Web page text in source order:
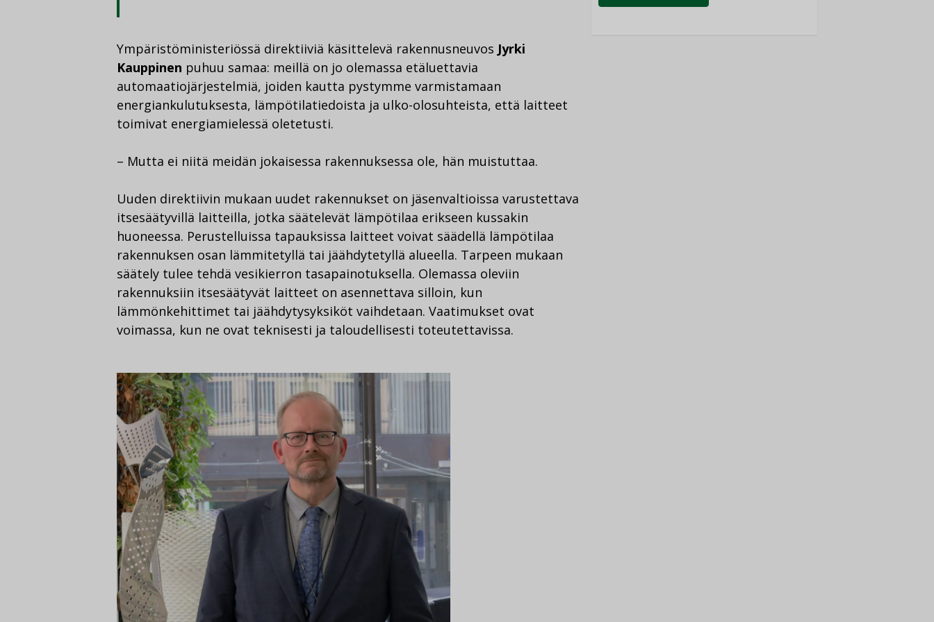
Ympäristöministeriössä direktiiviä käsittelevä rakennusneuvos Jyrki
Kauppinen puhuu samaa: meillä on jo olemassa etäluettavia
automaatiojärjestelmiä, joiden kautta pystymme varmistamaan
energiankulutuksesta, lämpötilatiedoista ja ulko-olosuhteista, että laitteet
toimivat energiamielessä oletetusti.
– Mutta ei niitä meidän jokaisessa rakennuksessa ole, hän muistuttaa.
Uuden direktiivin mukaan uudet rakennukset on jäsenvaltioissa varustettava
itsesäätyvillä laitteilla, jotka säätelevät lämpötilaa erikseen kussakin
huoneessa. Perustelluissa tapauksissa laitteet voivat säädellä lämpötilaa
rakennuksen osan lämmitetyllä tai jäähdytetyllä alueella. Tarpeen mukaan
säätely tulee tehdä vesikierron tasapainotuksella. Olemassa oleviin
rakennuksiin itsesäätyvät laitteet on asennettava silloin, kun
lämmönkehittimet tai jäähdytysyksiköt vaihdetaan. Vaatimukset ovat
voimassa, kun ne ovat teknisesti ja taloudellisesti toteutettavissa.